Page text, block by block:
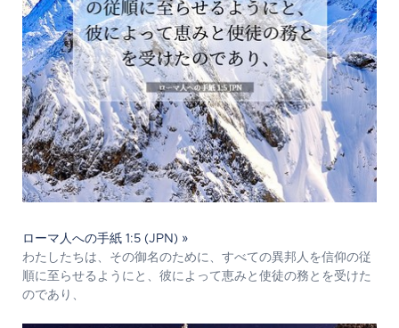
ローマ人への手紙 1:5 (JPN) »
わたしたちは、その御名のために、すべての異邦人を信仰の従
順に至らせるようにと、彼によって恵みと使徒の務とを受けた
のであり、